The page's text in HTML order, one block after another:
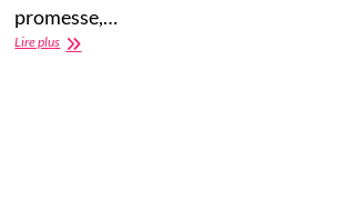
promesse,…
Lire plusCélébrer